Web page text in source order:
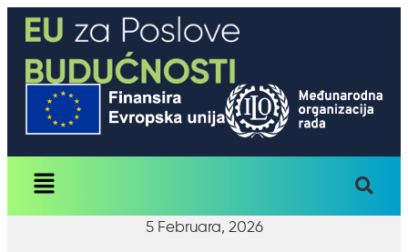
5 Februara, 2026